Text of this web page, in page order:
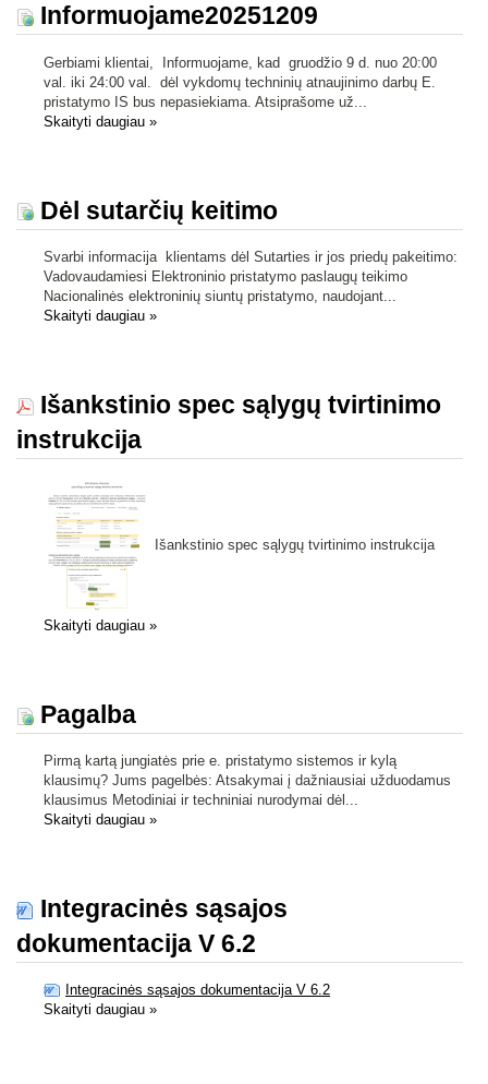
Informuojame20251209
Gerbiami klientai, Informuojame, kad gruodžio 9 d. nuo 20:00
val. iki 24:00 val. dėl vykdomų techninių atnaujinimo darbų E.
pristatymo IS bus nepasiekiama. Atsiprašome už...
Skaityti daugiau »
Dėl sutarčių keitimo
Svarbi informacija klientams dėl Sutarties ir jos priedų pakeitimo:
Vadovaudamiesi Elektroninio pristatymo paslaugų teikimo
Nacionalinės elektroninių siuntų pristatymo, naudojant...
Skaityti daugiau »
Išankstinio spec sąlygų tvirtinimo
instrukcija
Išankstinio spec sąlygų tvirtinimo instrukcija
Skaityti daugiau »
Pagalba
Pirmą kartą jungiatės prie e. pristatymo sistemos ir kylą
klausimų? Jums pagelbės: Atsakymai į dažniausiai užduodamus
klausimus Metodiniai ir techniniai nurodymai dėl...
Skaityti daugiau »
Integracinės sąsajos
dokumentacija V 6.2
Integracinės sąsajos dokumentacija V 6.2
Skaityti daugiau »